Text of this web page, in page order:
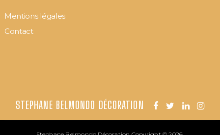
Mentions légales
Contact
STEPHANE BELMONDO DÉCORATION